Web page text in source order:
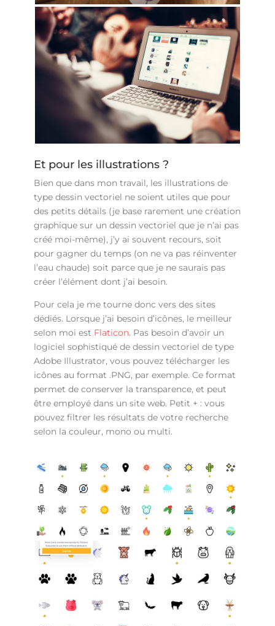
Et pour les illustrations ?
Bien que dans mon travail, les illustrations de
type dessin vectoriel ne soient utiles que pour
des petits détails (je base rarement une création
graphique sur un dessin vectoriel que je n’ai pas
créé moi-même), j’y ai souvent recours, soit
pour gagner du temps (on ne va pas réinventer
l’eau chaude) soit parce que je ne saurais pas
créer l’élément dont j’ai besoin.
Pour cela je me tourne donc vers des sites
dédiés. Lorsque j’ai besoin d’icônes, le meilleur
selon moi est Flaticon. Pas besoin d’avoir un
logiciel sophistiqué de dessin vectoriel de type
Adobe Illustrator, vous pouvez télécharger les
icônes au format .PNG, par exemple. Ce format
permet de conserver la transparence, et peut
être employé dans un site web. Petit + : vous
pouvez filtrer les résultats de votre recherche
selon la couleur, mono ou multi.